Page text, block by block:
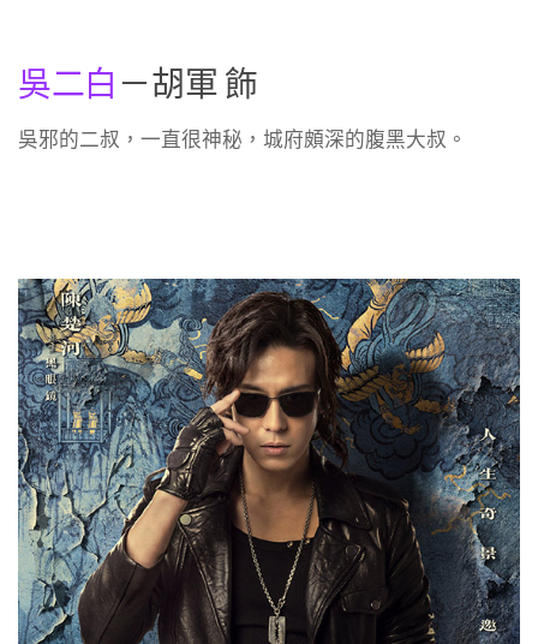
吳二白 －胡軍 飾
吳邪的二叔，一直很神秘，城府頗深的腹黑大叔。